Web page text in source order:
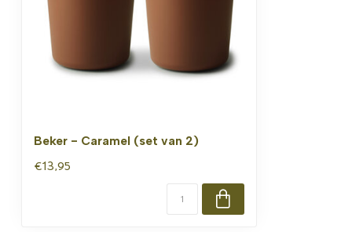
Beker - Caramel (set van 2)
€13,95